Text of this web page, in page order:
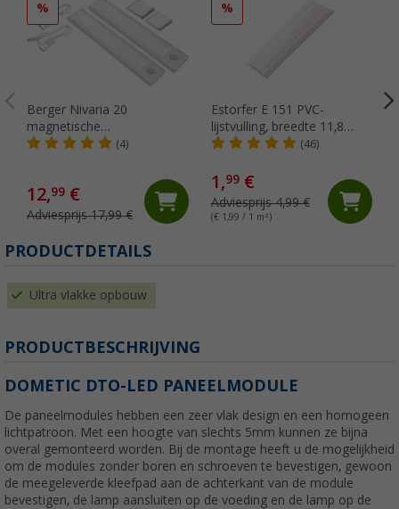
%
Berger Nivaria 20
magnetische
onderkastlamp met
(4)
12,99 €
Adviesprijs 17,99 €
%
Estorfer E 151 PVC-
lijstvulling, breedte 11,8
mm, per meter, wit
(46)
1,99€
Adviesprijs 4,99 €
(€ 1,99 / 1 m²)
PRODUCTDETAILS
Ultra vlakke opbouw
PRODUCTBESCHRIJVING
DOMETIC DTO-LED PANEELMODULE
De paneelmodules hebben een zeer vlak design en een homogeen
lichtpatroon. Met een hoogte van slechts 5mm kunnen ze bijna
overal gemonteerd worden. Bij de montage heeft u de mogelijkheid
om de modules zonder boren en schroeven te bevestigen, gewoon
de meegeleverde kleefpad aan de achterkant van de module
bevestigen, de lamp aansluiten op de voeding en de lamp op de